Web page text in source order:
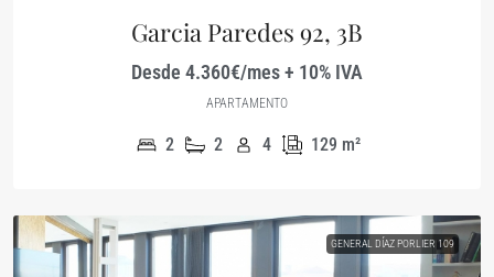
Garcia Paredes 92, 3B
Desde 4.360€/mes + 10% IVA
APARTAMENTO
2 2 4 129 m²
GENERAL DÍAZ PORLIER 109